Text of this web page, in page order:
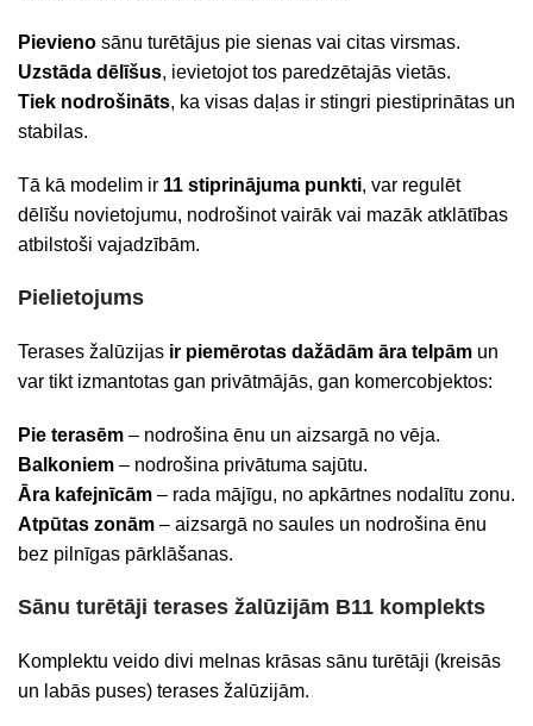
Pievieno sānu turētājus pie sienas vai citas virsmas.
Uzstāda dēlīšus, ievietojot tos paredzētajās vietās.
Tiek nodrošināts, ka visas daļas ir stingri piestiprinātas un
stabilas.
Tā kā modelim ir 11 stiprinājuma punkti, var regulēt
dēlīšu novietojumu, nodrošinot vairāk vai mazāk atklātības
atbilstoši vajadzībām.
Pielietojums
Terases žalūzijas ir piemērotas dažādām āra telpām un
var tikt izmantotas gan privātmājās, gan komercobjektos:
Pie terasēm – nodrošina ēnu un aizsargā no vēja.
Balkoniem – nodrošina privātuma sajūtu.
Āra kafejnīcām – rada mājīgu, no apkārtnes nodalītu zonu.
Atpūtas zonām – aizsargā no saules un nodrošina ēnu
bez pilnīgas pārklāšanas.
Sānu turētāji terases žalūzijām B11 komplekts
Komplektu veido divi melnas krāsas sānu turētāji (kreisās
un labās puses) terases žalūzijām.